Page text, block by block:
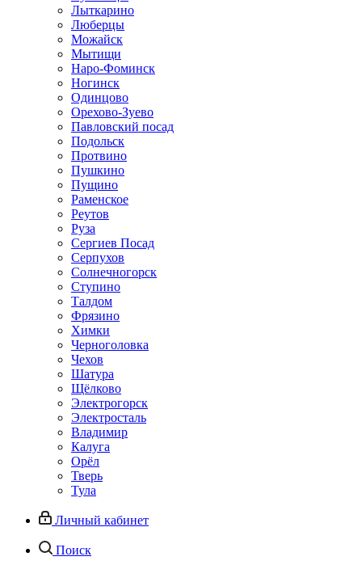
Лыткарино
Люберцы
Можайск
Мытищи
Наро-Фоминск
Ногинск
Одинцово
Орехово-Зуево
Павловский посад
Подольск
Протвино
Пушкино
Пущино
Раменское
Реутов
Руза
Сергиев Посад
Серпухов
Солнечногорск
Ступино
Талдом
Фрязино
Химки
Черноголовка
Чехов
Шатура
Щёлково
Электрогорск
Электросталь
Владимир
Калуга
Орёл
Тверь
Тула
Личный кабинет
Поиск